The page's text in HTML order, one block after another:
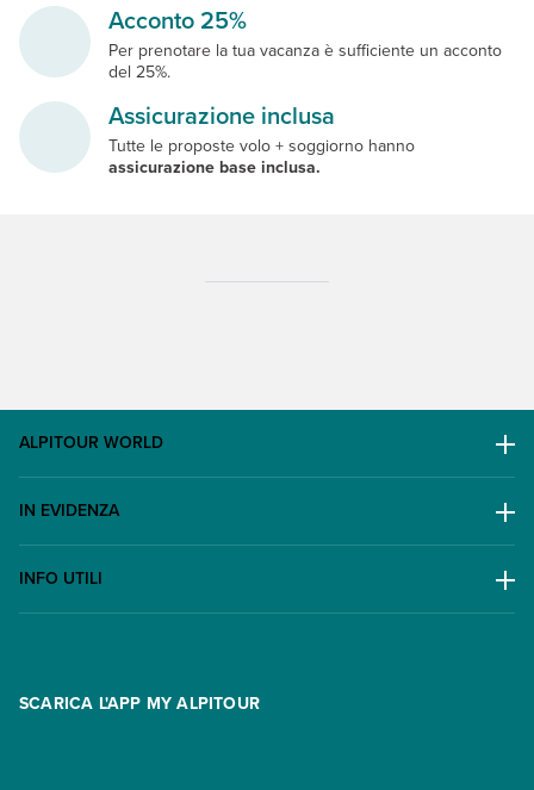
Acconto 25%
Per prenotare la tua vacanza è sufficiente un acconto
del 25%.
Assicurazione inclusa
Tutte le proposte volo + soggiorno hanno
assicurazione base inclusa.
ALPITOUR WORLD
AWARD
Lavora con noi
Contatti
Assicurazioni
IN EVIDENZA
Escursioni
INFO UTILI
FAQ
Condizioni generali di contratto
SCARICA L'APP MY ALPITOUR